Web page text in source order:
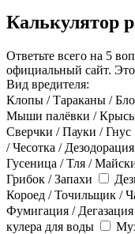
Калькулятор
Ответьте всего на 5
официальный сайт.
Вид вредителя:
Клопы / Тараканы /
Мыши палёвки /
Сверчки / Пауки / Гнус
/ Чесотка / Дезодорация
Гусеница / Тля /
Грибок / Запахи
Короед / Точильщик /
Фумигация /
кулера для воды